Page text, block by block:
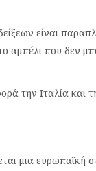
είναι
αμπέλι που δεν
την Ιταλία και
μια ευρωπαϊκή